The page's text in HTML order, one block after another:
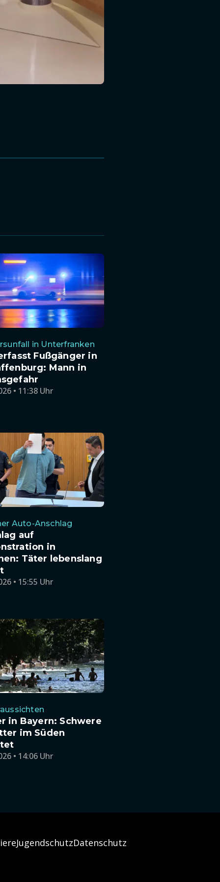
in Unterfranken
Fußgänger in
Mann in
• 11:38 Uhr
Auto-Anschlag
auf
in
Täter lebenslang
• 15:55 Uhr
in Bayern: Schwere
im Süden
• 14:06 Uhr
JugendschutzDatenschutz